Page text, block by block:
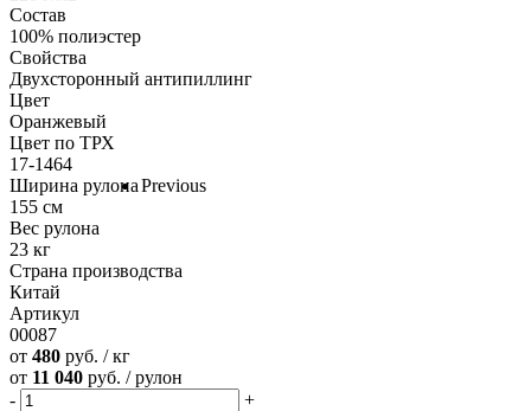
Previous
Состав
100% полиэстер
Свойства
Двухсторонный антипиллинг
Цвет
Оранжевый
Цвет по ТРХ
17-1464
Ширина рулона
155 см
Вес рулона
23 кг
Страна производства
Китай
Артикул
00087
от 480 руб. / кг
от 11 040 руб. / рулон
-
+